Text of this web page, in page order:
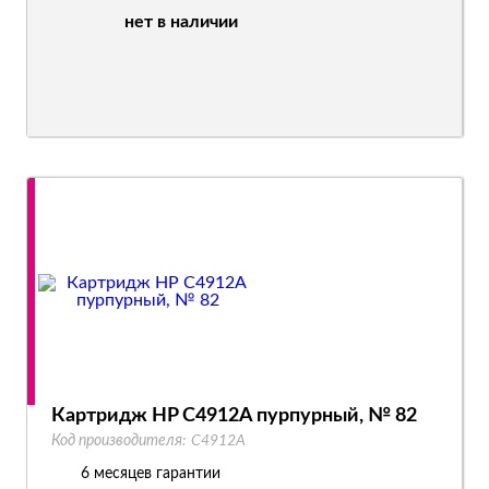
нет в наличии
Картридж HP C4912A пурпурный, № 82
Код производителя: C4912A
6 месяцев гарантии